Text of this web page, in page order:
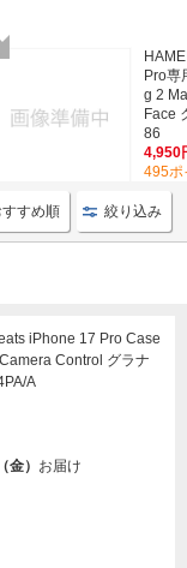
Pro専
g 2
Face
86
4,950
495ポ
すすめ順 絞り込み
iPhone 17 Pro Case
Control グラナ
A
） お届け